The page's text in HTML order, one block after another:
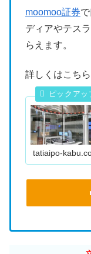
moomoo証券
ディアやテス
らえます。
詳しくはこちら
tatiaipo-